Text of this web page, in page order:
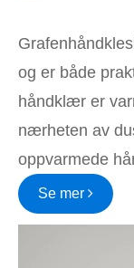
og er både
håndklær er
nærheten av
oppvarmede
Se mer